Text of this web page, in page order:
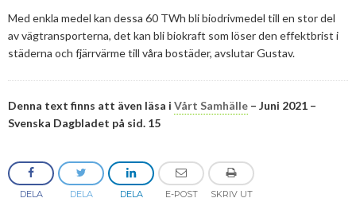
Med enkla medel kan dessa 60 TWh bli biodrivmedel till en stor del
av vägtransporterna, det kan bli biokraft som löser den effektbrist i
städerna och fjärrvärme till våra bostäder, avslutar Gustav.
Denna text finns att även läsa i Vårt Samhälle – Juni 2021 –
Svenska Dagbladet på sid. 15
DELA DELA DELA E-POST SKRIV UT